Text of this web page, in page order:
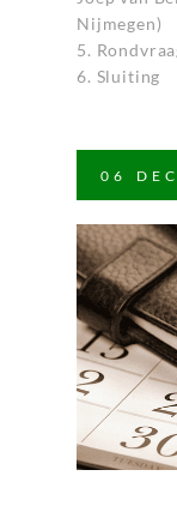
Nijmegen)
5.
6. Sluiting
06 DEC